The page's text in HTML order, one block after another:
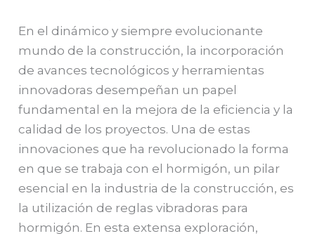
En el dinámico y siempre evolucionante
mundo de la construcción, la incorporación
de avances tecnológicos y herramientas
innovadoras desempeñan un papel
fundamental en la mejora de la eficiencia y la
calidad de los proyectos. Una de estas
innovaciones que ha revolucionado la forma
en que se trabaja con el hormigón, un pilar
esencial en la industria de la construcción, es
la utilización de reglas vibradoras para
hormigón. En esta extensa exploración,